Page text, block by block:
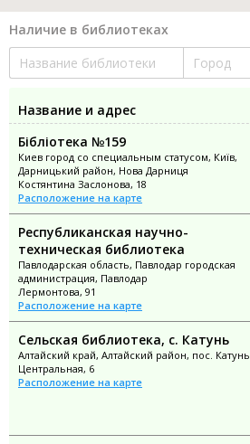
Наличие в библиотеках
Название и адрес
Бібліотека №159
Киев город со специальным статусом, Київ,
Дарницький район, Нова Дарниця
Костянтина Заслонова, 18
Расположение на карте
Республиканская научно-
техническая библиотека
Павлодарская область, Павлодар городская
администрация, Павлодар
Лермонтова, 91
Расположение на карте
Сельская библиотека, с. Катунь
Алтайский край, Алтайский район, пос. Катунь
Центральная, 6
Расположение на карте